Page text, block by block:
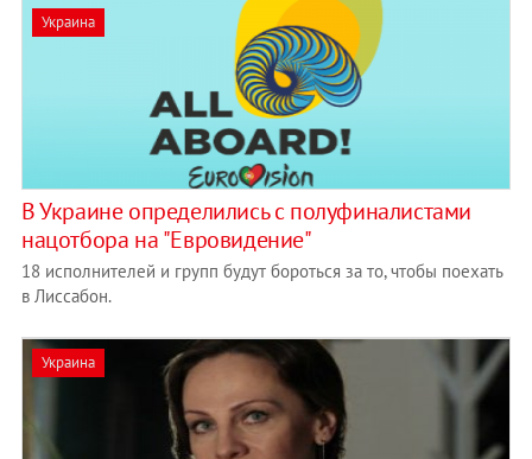
Украина
В Украине определились с полуфиналистами
нацотбора на "Евровидение"
18 исполнителей и групп будут бороться за то, чтобы поехать
в Лиссабон.
Украина